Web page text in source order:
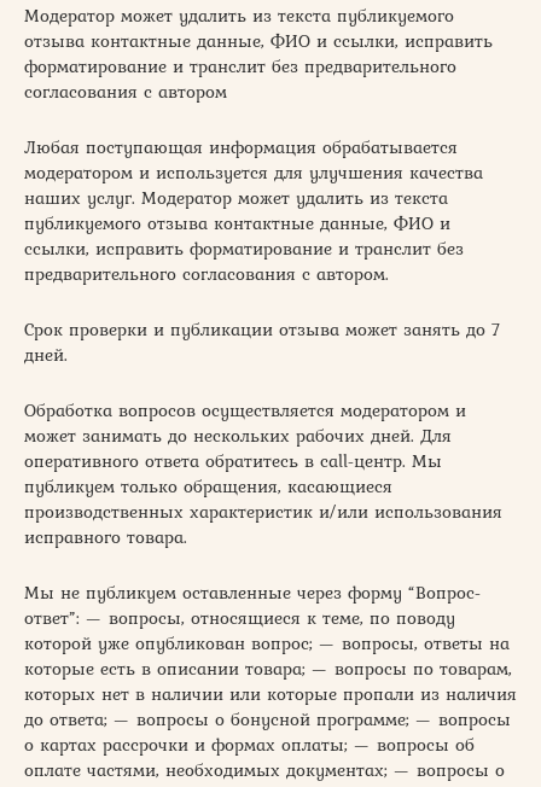
Модератор может удалить из текста публикуемого
отзыва контактные данные, ФИО и ссылки, исправить
форматирование и транслит без предварительного
согласования с автором
Любая поступающая информация обрабатывается
модератором и используется для улучшения качества
наших услуг. Модератор может удалить из текста
публикуемого отзыва контактные данные, ФИО и
ссылки, исправить форматирование и транслит без
предварительного согласования с автором.
Срок проверки и публикации отзыва может занять до 7
дней.
Обработка вопросов осуществляется модератором и
может занимать до нескольких рабочих дней. Для
оперативного ответа обратитесь в call-центр. Мы
публикуем только обращения, касающиеся
производственных характеристик и/или использования
исправного товара.
Мы не публикуем оставленные через форму “Вопрос-
ответ”: — вопросы, относящиеся к теме, по поводу
которой уже опубликован вопрос; — вопросы, ответы на
которые есть в описании товара; — вопросы по товарам,
которых нет в наличии или которые пропали из наличия
до ответа; — вопросы о бонусной программе; — вопросы
о картах рассрочки и формах оплаты; — вопросы об
оплате частями, необходимых документах; — вопросы о